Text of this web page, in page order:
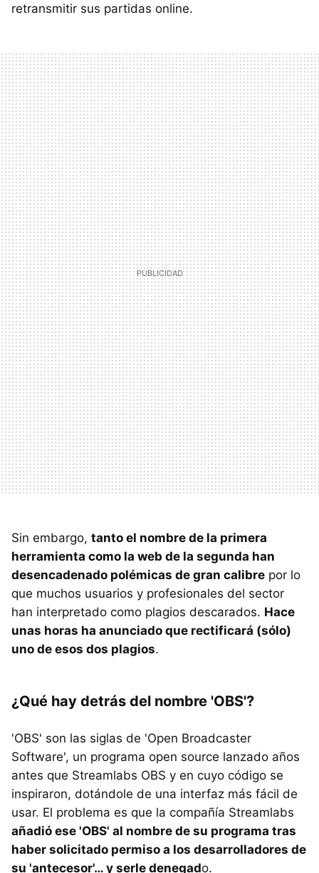
retransmitir sus partidas online.
Sin embargo, tanto el nombre de la primera
herramienta como la web de la segunda han
desencadenado polémicas de gran calibre por lo
que muchos usuarios y profesionales del sector
han interpretado como plagios descarados. Hace
unas horas ha anunciado que rectificará (sólo)
uno de esos dos plagios.
¿Qué hay detrás del nombre 'OBS'?
'OBS' son las siglas de 'Open Broadcaster
Software', un programa open source lanzado años
antes que Streamlabs OBS y en cuyo código se
inspiraron, dotándole de una interfaz más fácil de
usar. El problema es que la compañía Streamlabs
añadió ese 'OBS' al nombre de su programa tras
haber solicitado permiso a los desarrolladores de
su 'antecesor'… y serle denegado.